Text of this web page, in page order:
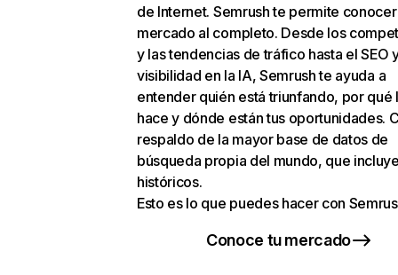
de Internet. Semrush te permite
mercado al completo. Desde los
y las tendencias de tráfico hasta el SEO
visibilidad en la IA, Semrush te ayuda a
entender quién está triunfando, por qué
hace y dónde están tus oportunidades.
respaldo de la mayor base de datos de
búsqueda propia del mundo, que
históricos.
Esto es lo que puedes hacer con
Conoce tu mercado